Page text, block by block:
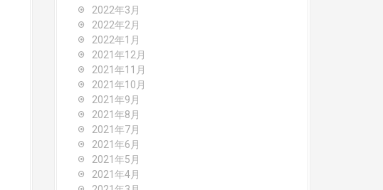
2022年3月
2022年2月
2022年1月
2021年12月
2021年11月
2021年10月
2021年9月
2021年8月
2021年7月
2021年6月
2021年5月
2021年4月